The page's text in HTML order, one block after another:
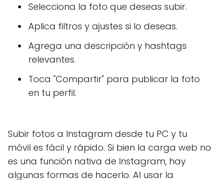
Selecciona la foto que deseas subir.
Aplica filtros y ajustes si lo deseas.
Agrega una descripción y hashtags
relevantes.
Toca "Compartir" para publicar la foto
en tu perfil.
Subir fotos a Instagram desde tu PC y tu
móvil es fácil y rápido. Si bien la carga web no
es una función nativa de Instagram, hay
algunas formas de hacerlo. Al usar la